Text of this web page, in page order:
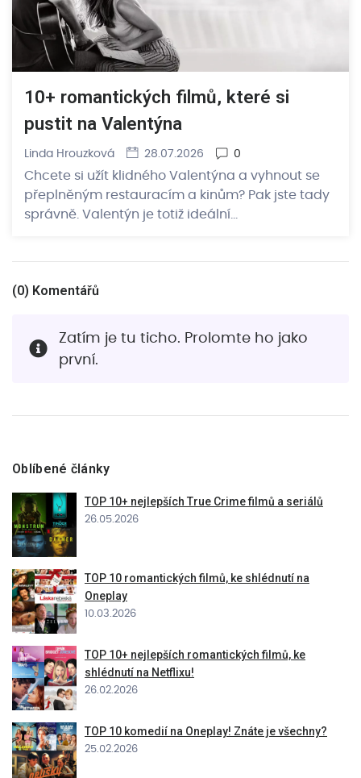
10+ romantických filmů, které si
pustit na Valentýna
Linda Hrouzková 28.07.2026 0
Chcete si užít klidného Valentýna a vyhnout se
přeplněným restauracím a kinům? Pak jste tady
správně. Valentýn je totiž ideální…
(0) Komentářů
Zatím je tu ticho. Prolomte ho jako
první.
Oblíbené články
TOP 10+ nejlepších True Crime filmů a seriálů
26.05.2026
TOP 10 romantických filmů, ke shlédnutí na
Oneplay
10.03.2026
TOP 10+ nejlepších romantických filmů, ke
shlédnutí na Netflixu!
26.02.2026
TOP 10 komedií na Oneplay! Znáte je všechny?
25.02.2026